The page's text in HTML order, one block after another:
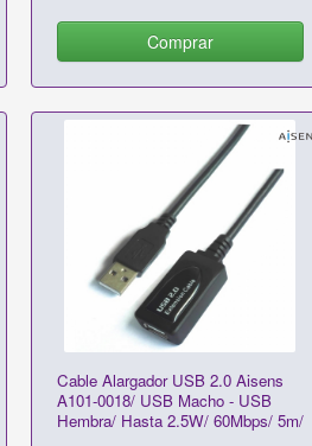
Comprar
Cable Alargador USB 2.0 Aisens
A101-0018/ USB Macho - USB
Hembra/ Hasta 2.5W/ 60Mbps/ 5m/